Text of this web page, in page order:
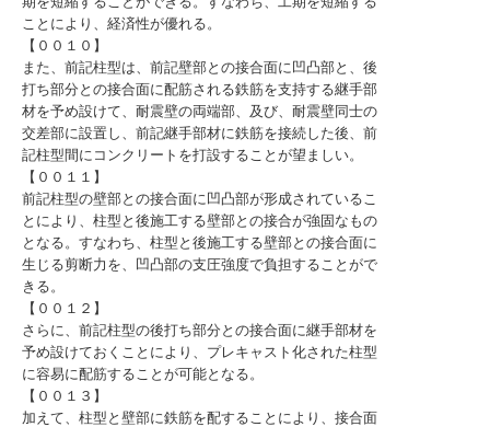
ことにより、経済性が優れる。
【００１０】
また、前記柱型は、前記壁部との接合面に凹凸部と、後
打ち部分との接合面に配筋される鉄筋を支持する継手部
材を予め設けて、耐震壁の両端部、及び、耐震壁同士の
交差部に設置し、前記継手部材に鉄筋を接続した後、前
記柱型間にコンクリートを打設することが望ましい。
【００１１】
前記柱型の壁部との接合面に凹凸部が形成されているこ
とにより、柱型と後施工する壁部との接合が強固なもの
となる。すなわち、柱型と後施工する壁部との接合面に
生じる剪断力を、凹凸部の支圧強度で負担することがで
きる。
【００１２】
さらに、前記柱型の後打ち部分との接合面に継手部材を
予め設けておくことにより、プレキャスト化された柱型
に容易に配筋することが可能となる。
【００１３】
加えて、柱型と壁部に鉄筋を配することにより、接合面